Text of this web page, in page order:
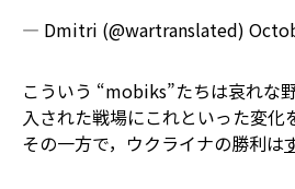
— Dmitri (@wartranslated)
こういう “mobiks”たちは――哀れな
入された戦場にこれといった変化
その一方で，ウクライナの勝利は